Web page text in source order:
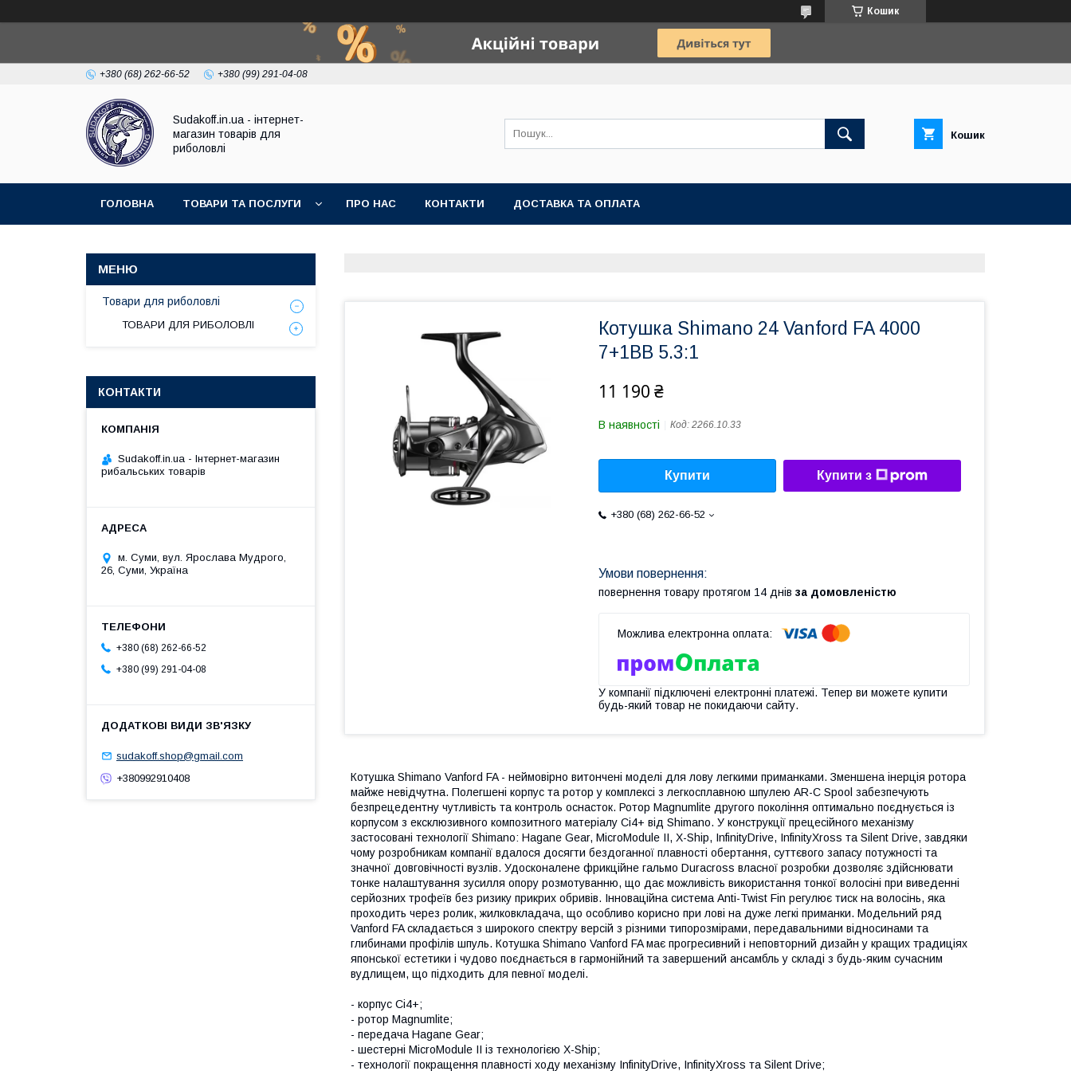
Кошик
+380 (68) 262-66-52 +380 (99) 291-04-08
Sudakoff.in.ua - інтернет-
магазин товарів для
риболовлі
Кошик
ГОЛОВНА ТОВАРИ ТА ПОСЛУГИ ПРО НАС КОНТАКТИ ДОСТАВКА ТА ОПЛАТА
Котушка Shimano 24 Vanford FA 4000
7+1BB 5.3:1
11 190 ₴
В наявності Код: 2266.10.33
Купити Купити з
+380 (68) 262-66-52
повернення товару протягом 14 днів за домовленістю
У компанії підключені електронні платежі. Тепер ви можете купити
будь-який товар не покидаючи сайту.
Котушка Shimano Vanford FA - неймовірно витончені моделі для лову легкими приманками. Зменшена інерція ротора
майже невідчутна. Полегшені корпус та ротор у комплексі з легкосплавною шпулею AR-C Spool забезпечують
безпрецедентну чутливість та контроль оснасток. Ротор Magnumlite другого покоління оптимально поєднується із
корпусом з ексклюзивного композитного матеріалу Ci4+ від Shimano. У конструкції прецесійного механізму
застосовані технології Shimano: Hagane Gear, MicroModule II, X-Ship, InfinityDrive, InfinityXross та Silent Drive, завдяки
чому розробникам компанії вдалося досягти бездоганної плавності обертання, суттєвого запасу потужності та
значної довговічності вузлів. Удосконалене фрикційне гальмо Duracross власної розробки дозволяє здійснювати
тонке налаштування зусилля опору розмотуванню, що дає можливість використання тонкої волосіні при виведенні
серйозних трофеїв без ризику прикрих обривів. Інноваційна система Anti-Twist Fin регулює тиск на волосінь, яка
проходить через ролик, жилковкладача, що особливо корисно при лові на дуже легкі приманки. Модельний ряд
Vanford FA складається з широкого спектру версій з різними типорозмірами, передавальними відносинами та
глибинами профілів шпуль. Котушка Shimano Vanford FA має прогресивний і неповторний дизайн у кращих традиціях
японської естетики і чудово поєднається в гармонійний та завершений ансамбль у складі з будь-яким сучасним
вудлищем, що підходить для певної моделі.
- корпус Ci4+;
- ротор Magnumlite;
- передача Hagane Gear;
- шестерні MicroModule II із технологією X-Ship;
- технології покращення плавності ходу механізму InfinityDrive, InfinityXross та Silent Drive;
Товари для риболовлі
ТОВАРИ ДЛЯ РИБОЛОВЛІ
КОНТАКТИ
Sudakoff.in.ua - Інтернет-магазин
рибальських товарів
м. Суми, вул. Ярослава Мудрого,
26, Суми, Україна
+380 (68) 262-66-52
+380 (99) 291-04-08
sudakoff.shop@gmail.com
+380992910408